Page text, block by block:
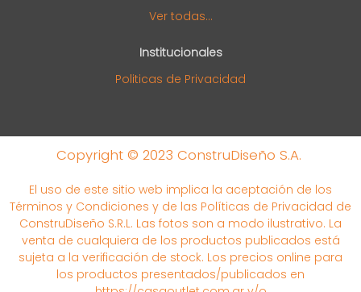
Ver todas...
Institucionales
Politicas de Privacidad
Copyright © 2023 ConstruDiseño S.A.
El uso de este sitio web implica la aceptación de los
Términos y Condiciones y de las Políticas de Privacidad de
ConstruDiseño S.R.L. Las fotos son a modo ilustrativo. La
venta de cualquiera de los productos publicados está
sujeta a la verificación de stock. Los precios online para
los productos presentados/publicados en